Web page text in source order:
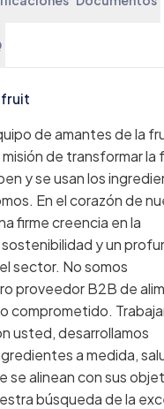
de amantes de la
de transformar la
y se usan los
En el corazón de
firme creencia en la
y un
sector. No somos
proveedor B2B de
comprometido.
usted, desarrollamos
a medida,
se alinean con sus
búsqueda de la